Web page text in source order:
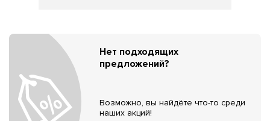
Нет подходящих
предложений?
Возможно, вы найдёте что-то среди
наших акций!